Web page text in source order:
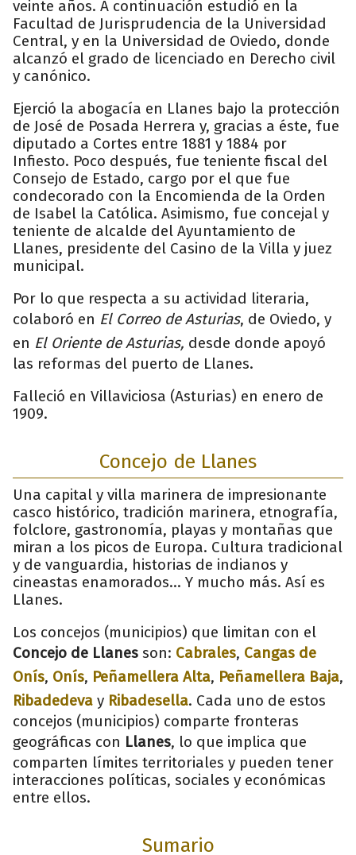
veinte años. A continuación estudió en la
Facultad de Jurisprudencia de la Universidad
Central, y en la Universidad de Oviedo, donde
alcanzó el grado de licenciado en Derecho civil
y canónico.
Ejerció la abogacía en Llanes bajo la protección
de José de Posada Herrera y, gracias a éste, fue
diputado a Cortes entre 1881 y 1884 por
Infiesto. Poco después, fue teniente fiscal del
Consejo de Estado, cargo por el que fue
condecorado con la Encomienda de la Orden
de Isabel la Católica. Asimismo, fue concejal y
teniente de alcalde del Ayuntamiento de
Llanes, presidente del Casino de la Villa y juez
municipal.
Por lo que respecta a su actividad literaria,
colaboró en El Correo de Asturias, de Oviedo, y
en El Oriente de Asturias, desde donde apoyó
las reformas del puerto de Llanes.
Falleció en Villaviciosa (Asturias) en enero de
1909.
Concejo de Llanes
Una capital y villa marinera de impresionante
casco histórico, tradición marinera, etnografía,
folclore, gastronomía, playas y montañas que
miran a los picos de Europa. Cultura tradicional
y de vanguardia, historias de indianos y
cineastas enamorados... Y mucho más. Así es
Llanes.
Los concejos (municipios) que limitan con el
Concejo de Llanes son: Cabrales, Cangas de
Onís, Onís, Peñamellera Alta, Peñamellera Baja,
Ribadedeva y Ribadesella. Cada uno de estos
concejos (municipios) comparte fronteras
geográficas con Llanes, lo que implica que
comparten límites territoriales y pueden tener
interacciones políticas, sociales y económicas
entre ellos.
Sumario